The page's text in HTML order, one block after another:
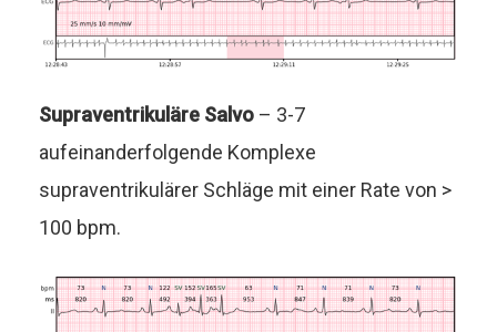
Supraventrikuläre Salvo – 3-7
aufeinanderfolgende Komplexe
supraventrikulärer Schläge mit einer Rate von >
100 bpm.